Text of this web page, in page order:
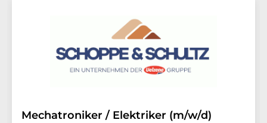
Mechatroniker / Elektriker (m/w/d)